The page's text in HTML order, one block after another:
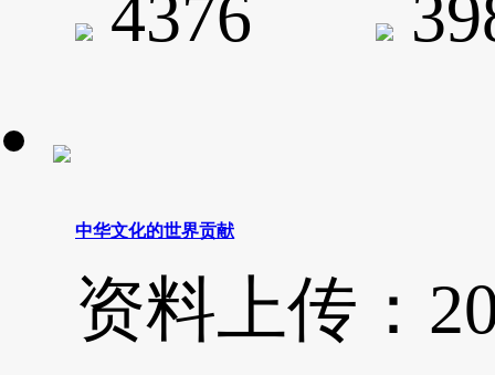
4376
中华文化的世界贡献
资料上传：